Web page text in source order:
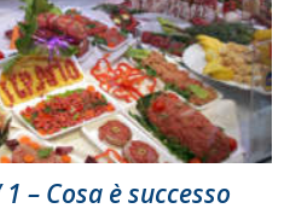
– Cosa è successo